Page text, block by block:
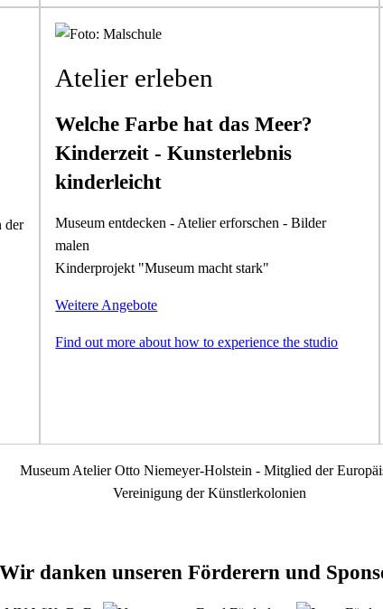
der
Atelier erleben
Welche Farbe hat das Meer?
Kinderzeit - Kunsterlebnis
kinderleicht
Museum entdecken - Atelier erforschen - Bilder
malen
Kinderprojekt "Museum macht stark"
Weitere Angebote
Find out more about how to experience the studio
Wir danken unseren Förderern und